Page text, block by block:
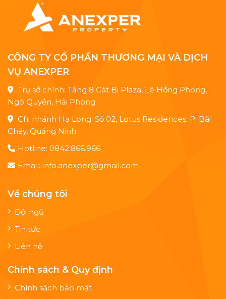
CÔNG TY CỔ PHẦN THƯƠNG MẠI VÀ DỊCH
VỤ ANEXPER
Trụ sở chính: Tầng 8 Cát Bi Plaza, Lê Hồng Phong,
Ngô Quyền, Hải Phòng
Chi nhánh Hạ Long: Số 02, Lotus Residences, P. Bãi
Cháy, Quảng Ninh
Hotline: 0842.866.966
Email: info.anexper@gmail.com
Về chúng tôi
Đội ngũ
Tin tức
Liên hệ
Chính sách & Quy định
Chính sách bảo mật